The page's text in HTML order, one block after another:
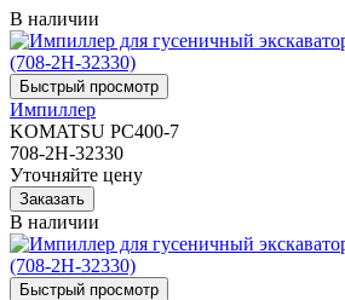
В наличии
Импиллер
KOMATSU PC400-7
708-2H-32330
Уточняйте цену
В наличии